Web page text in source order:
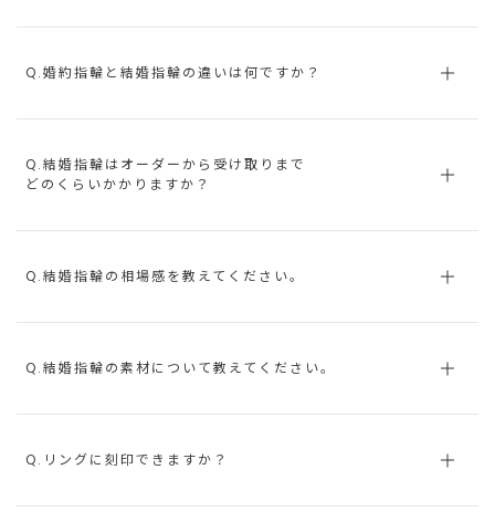
Q.婚約指輪と結婚指輪の違いは何ですか？
Q.結婚指輪はオーダーから受け取りまで
どのくらいかかりますか？
Q.結婚指輪の相場感を教えてください。
Q.結婚指輪の素材について教えてください。
Q.リングに刻印できますか？